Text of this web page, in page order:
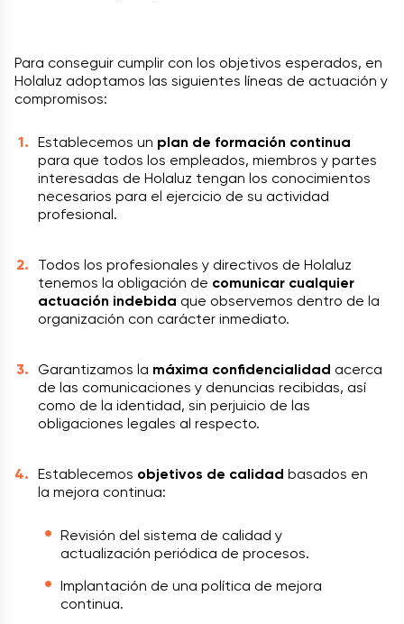
Para conseguir cumplir con los objetivos esperados, en
Holaluz adoptamos las siguientes líneas de actuación y
compromisos:
Establecemos un plan de formación continua
para que todos los empleados, miembros y partes
interesadas de Holaluz tengan los conocimientos
necesarios para el ejercicio de su actividad
profesional.
Todos los profesionales y directivos de Holaluz
tenemos la obligación de comunicar cualquier
actuación indebida que observemos dentro de la
organización con carácter inmediato.
Garantizamos la máxima confidencialidad acerca
de las comunicaciones y denuncias recibidas, así
como de la identidad, sin perjuicio de las
obligaciones legales al respecto.
Establecemos objetivos de calidad basados en
la mejora continua:
Revisión del sistema de calidad y
actualización periódica de procesos.
Implantación de una política de mejora
continua.